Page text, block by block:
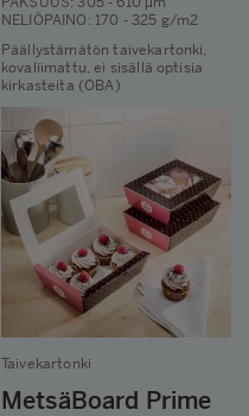
NELIÖPAINO : 170 - 325 g/m2
Päällystämätön taivekartonki,
kovaliimattu, ei sisällä optisia
kirkasteita (OBA)
Taivekartonki
MetsäBoard Prime